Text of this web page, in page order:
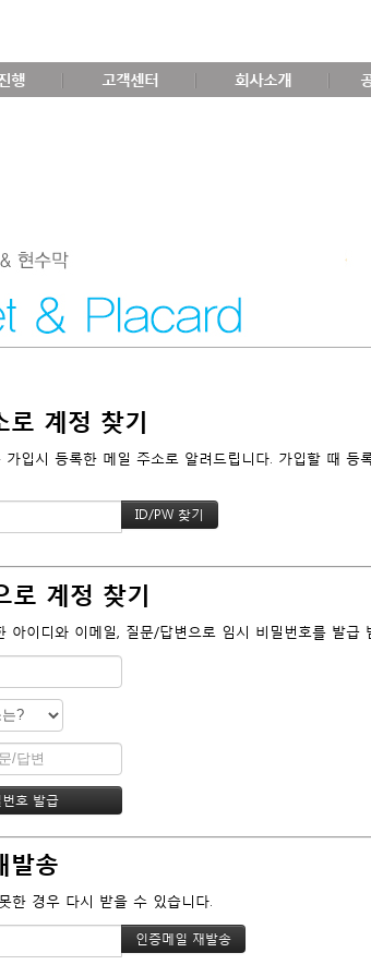
행 고객센터 회사소개
로 계정 찾기
가입시 등록한 메일 주소로 알려드립니다. 가입할 때
로 계정 찾기
아이디와 이메일, 질문/답변으로 임시 비밀번호를 발급
발송
한 경우 다시 받을 수 있습니다.